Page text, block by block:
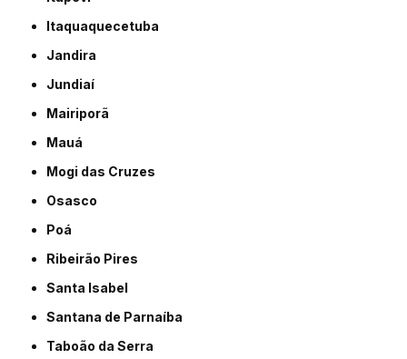
Itaquaquecetuba
Jandira
Jundiaí
Mairiporã
Mauá
Mogi das Cruzes
Osasco
Poá
Ribeirão Pires
Santa Isabel
Santana de Parnaíba
Taboão da Serra